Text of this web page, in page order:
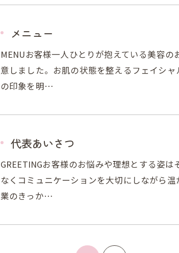
メニュー
MENUお客様一人ひとりが抱えている美容
意しました。お肌の状態を整えるフェイシ
の印象を明…
代表あいさつ
GREETINGお客様のお悩みや理想とする姿
なくコミュニケーションを大切にしながら
業のきっか…